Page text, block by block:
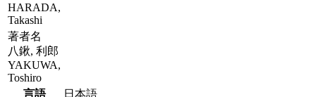
HARADA,
Takashi
著者名
八鍬, 利郎
YAKUWA,
Toshiro
言語
日本語